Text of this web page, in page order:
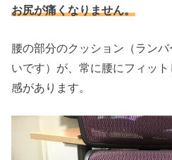
お尻が痛くなりません。
腰の部分のクッション（ラン
いです）が、常に腰にフィッ
感があります。